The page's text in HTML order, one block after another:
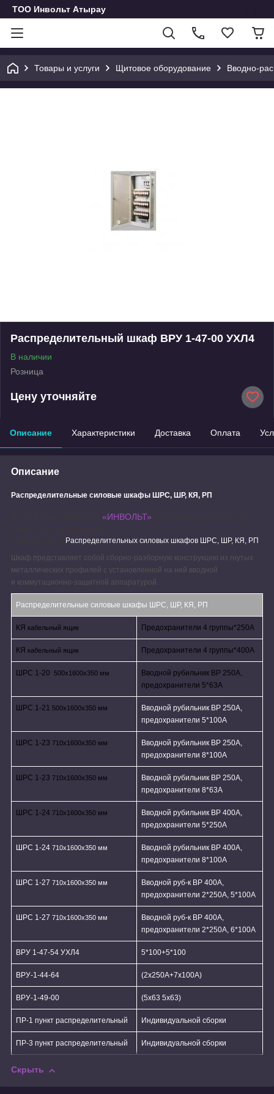
ТОО Инвольт Атырау
Товары и услуги Щитовое оборудование Вводно-
Распределительный шкаф ВРУ 1-47-00 УХЛ4
В наличии
Розница
Цену уточняйте
Описание Характеристики Доставка Оплата
Описание
Распределительные силовые шкафы ШРС, ШР, КЯ, РП
«ИНВОЛЬТ»
Распределительных силовых шкафов ШРС, ШР, КЯ, РП
Шкаф представляет собой сборно-разборную конструкцию из гнутых
металлических профилей с установленной на ней вводной
и коммутационно-защитной аппаратурой.
Распределительные силовые шкафы ШРС, ШР, КЯ, РП
КЯ кабельный ящик Предохранители 4 группы*250A
КЯ кабельный ящик Предохранители 4 группы*400A
ШРС 1-20500х1600х350 мм
Вводной рубильник ВР 250А,
предохранители 5*63А
ШРС 1-21500х1600х350 мм
Вводной рубильник ВР 250А,
предохранители 5*100А
ШРС 1-23710х1600х350 мм
Вводной рубильник ВР 250А,
предохранители 8*100А
ШРС 1-23710х1600х350 мм
Вводной рубильник ВР 250А,
предохранители 8*63А
ШРС 1-24710х1600х350 мм
Вводной рубильник ВР 400А,
предохранители 5*250А
ШРС 1-24710х1600х350 мм
Вводной рубильник ВР 400А,
предохранители 8*100А
ШРС 1-27710х1600х350 мм
Вводной руб-к ВР 400А,
предохранители 2*250А, 5*100А
ШРС 1-27710х1600х350 мм
Вводной руб-к ВР 400А,
предохранители 2*250А, 6*100А
ВРУ 1-47-54 УХЛ4 5*100+5*100
ВРУ-1-44-64 (2х250А+7х100А)
ВРУ-1-49-00 (5х63 5х63)
ПР-1пункт распределительный Индивидуальной сборки
ПР-3пункт распределительный Индивидуальной сборки
Скрыть